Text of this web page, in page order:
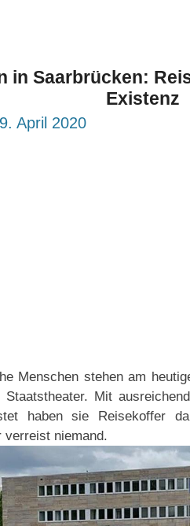
in Saarbrücken:
Existenz
April 2020
Menschen stehen am
Mit
haben sie Reisekoffer
verreist niemand.